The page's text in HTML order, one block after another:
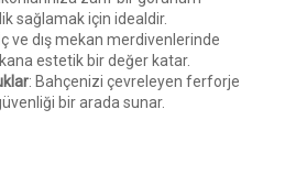
sağlamak için idealdir.
ve dış mekan merdivenlerinde
estetik bir değer katar.
: Bahçenizi çevreleyen ferforje
bir arada sunar.